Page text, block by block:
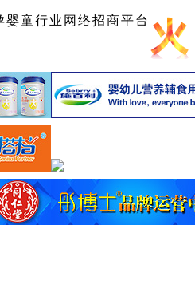
童行业网络招商平台